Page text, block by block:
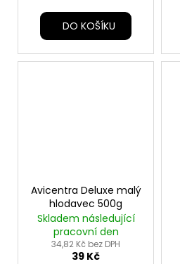
DO KOŠÍKU
Avicentra Deluxe malý
hlodavec 500g
Skladem následující
pracovní den
34,82 Kč bez DPH
39 Kč